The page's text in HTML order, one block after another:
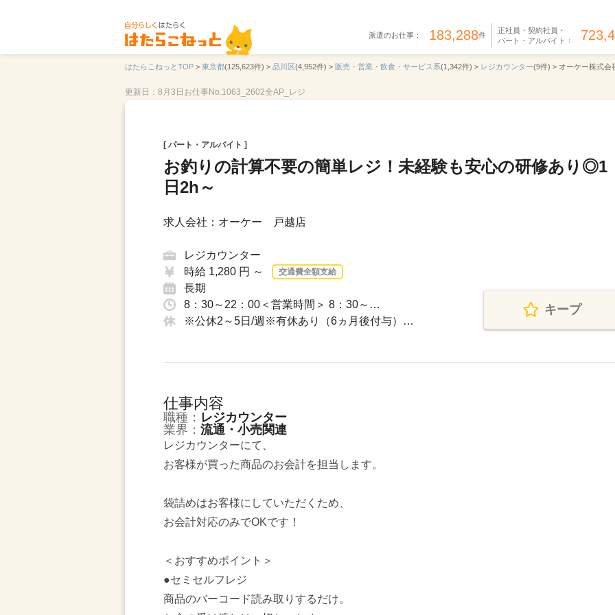
派遣のお仕事： 183,288件
正社員・契約社員・
パート・アルバイト：
はたらこねっとTOP > 東京都(125,623件) > 品川区(4,952件) > 販売・営業・飲食・サービス系(1,342件) > レジカウンター(9件) > オーケー株式会
更新日：8月3日 お仕事No.1063_2602全AP_レジ
[ パート・アルバイト ]
お釣りの計算不要の簡単レジ！未経験も安心の研修あり◎1
日2h～
求人会社：オーケー 戸越店
レジカウンター
時給 1,280 円 ～
交通費全額支給
長期
8：30～22：00＜営業時間＞ 8：30～…
※公休2～5日/週※有休あり（6ヵ月後付与）…
キープ
仕事内容
職種： レジカウンター
業界： 流通・小売関連
レジカウンターにて、
お客様が買った商品のお会計を担当します。
袋詰めはお客様にしていただくため、
お会計対応のみでOKです！
＜おすすめポイント＞
●セミセルフレジ
商品のバーコード読み取りするだけ。